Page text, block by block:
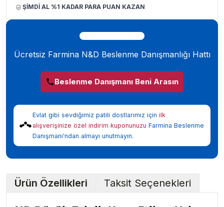
ŞİMDİ AL %1 KADAR PARA PUAN KAZAN
Ücretsiz Farmina N&D Beslenme Danışmanlığı Hattı
Beslenme Danışmanı Beni Arasın
Evlat gibi sevdiğimiz patili dostlarımız için ilk
alışverişinize özel indirim kuponunuzu Farmina Beslenme
Danışmanı'ndan almayı unutmayın.
Ürün Özellikleri Taksit Seçenekleri